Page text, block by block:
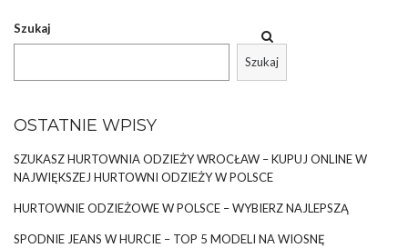
chętnie …
Szukaj
Szukaj
OSTATNIE WPISY
SZUKASZ HURTOWNIA ODZIEŻY WROCŁAW – KUPUJ ONLINE W
NAJWIĘKSZEJ HURTOWNI ODZIEŻY W POLSCE
HURTOWNIE ODZIEŻOWE W POLSCE – WYBIERZ NAJLEPSZĄ
SPODNIE JEANS W HURCIE – TOP 5 MODELI NA WIOSNĘ